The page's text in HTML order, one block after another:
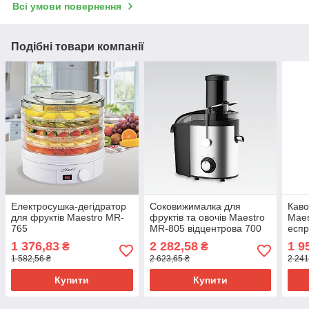
Всі умови повернення
Подібні товари компанії
Електросушка-дегідратор
для фруктів Maestro MR-
765
1 376,83 ₴
1 582,56 ₴
Купити
Соковижималка для
фруктів та овочів Maestro
MR-805 відцентрова 700
2 282,58₴
2 623,65 ₴
Купити
1
2